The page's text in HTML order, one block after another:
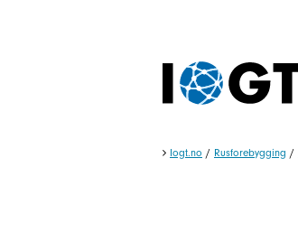
Iogt.no / Rusforebygging /